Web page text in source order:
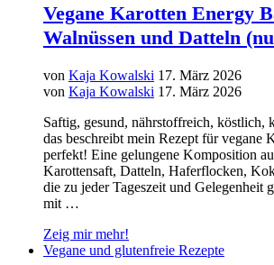
Vegane Karotten Energy
Walnüssen und Datteln
von Kaja Kowalski 17. März 2026
von Kaja Kowalski 17. März 2026
Saftig, gesund, nährstoffreich, köstlich,
das beschreibt mein Rezept für vegane
perfekt! Eine gelungene Komposition
Karottensaft, Datteln, Haferflocken,
die zu jeder Tageszeit und Gelegenheit
mit …
Zeig mir mehr!
Vegane und glutenfreie Rezepte